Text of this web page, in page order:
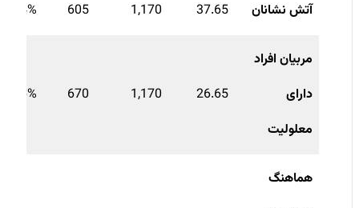
آتش نشانان 37.65
1,170
605
93.4%
مربیان افراد
دارای
معلولیت
26.65
1,170
670
74.6%
هماهنگ